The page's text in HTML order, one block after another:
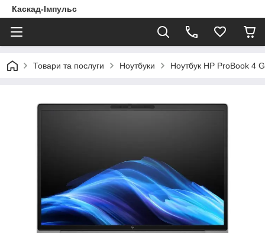
Каскад-Імпульс
Товари та послуги Ноутбуки Ноутбук HP ProBook 4